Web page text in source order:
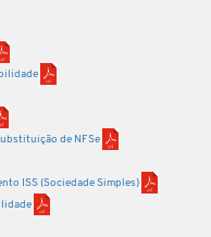
de NFSe
ISS (Sociedade Simples)